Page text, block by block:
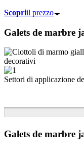
Scopriil prezzo
Galets de marbre
Settori di applicazione
Galets de marbre